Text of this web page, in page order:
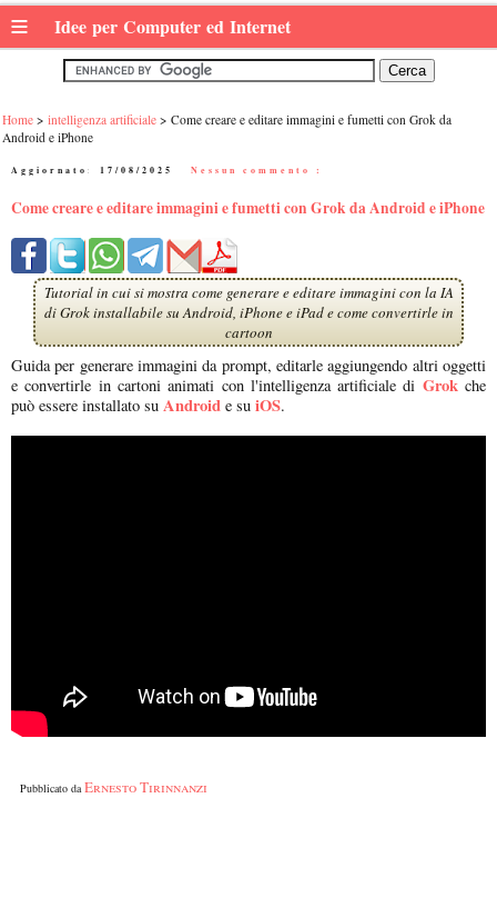
≡ Idee per Computer ed Internet
Home intelligenza artificiale
Come creare e editare immagini e fumetti con Grok da
Android e iPhone
Aggiornato: 17/08/2025 Nessun commento :
Come creare e editare immagini e fumetti con Grok da Android e iPhone
Tutorial in cui si mostra come generare e editare immagini con la IA
di Grok installabile su Android, iPhone e iPad e come convertirle in
cartoon
Guida per generare immagini da prompt, editarle aggiungendo altri oggetti
e convertirle in cartoni animati con l'intelligenza artificiale di Grokche
può essere installato su Android e su iOS.
Pubblicato da Ernesto Tirinnanzi